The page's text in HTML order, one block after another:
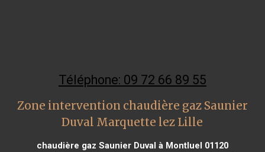
Téléphone: 09 72 66 89 55
Zone intervention chaudière gaz Saunier
Duval Marquette lez Lille
chaudière gaz Saunier Duval à Montluel 01120